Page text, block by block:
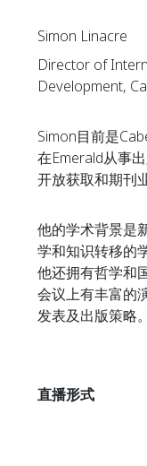
Simon Linacre
Director of
Development,
Simon目前是
在Emerald从事
开放获取和期刊
他的学术背景是
学和知识转移的
他还拥有哲学和
会议上有丰富的
发表及出版策略。
直播形式